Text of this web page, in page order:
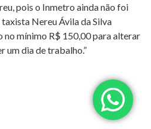
pois o Inmetro ainda não foi
Nereu Ávila da Silva
no mínimo R$ 150,00 para alterar
um dia de trabalho.”